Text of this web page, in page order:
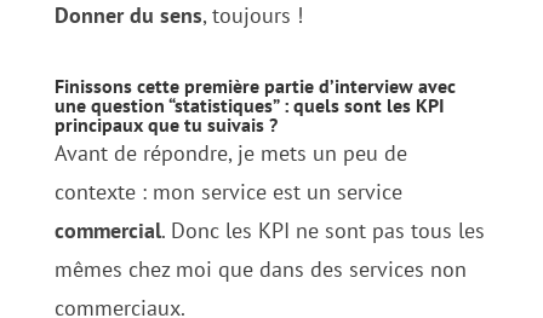
Donner du sens, toujours !
Finissons cette première partie d’interview avec
une question “statistiques” : quels sont les KPI
principaux que tu suivais ?
Avant de répondre, je mets un peu de
contexte : mon service est un service
commercial. Donc les KPI ne sont pas tous les
mêmes chez moi que dans des services non
commerciaux.